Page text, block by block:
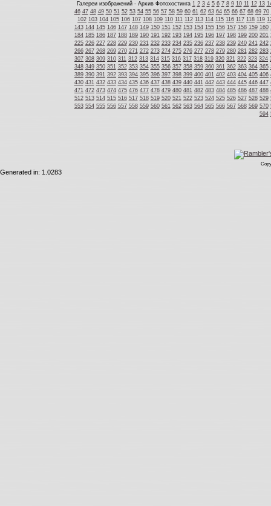
Галереи изображений - Архив Фотохостинга 1 2 3 4 5 6 7 8 9 10 11 12 13
46 47 48 49 50 51 52 53 54 55 56 57 58 59 60 61 62 63 64 65 66 67 68 69 70
102 103 104 105 106 107 108 109 110 111 112 113 114 115 116 117 118 119
143 144 145 146 147 148 149 150 151 152 153 154 155 156 157 158 159 160
184 185 186 187 188 189 190 191 192 193 194 195 196 197 198 199 200 201
225 226 227 228 229 230 231 232 233 234 235 236 237 238 239 240 241 242
266 267 268 269 270 271 272 273 274 275 276 277 278 279 280 281 282 283
307 308 309 310 311 312 313 314 315 316 317 318 319 320 321 322 323 324
348 349 350 351 352 353 354 355 356 357 358 359 360 361 362 363 364 365
389 390 391 392 393 394 395 396 397 398 399 400 401 402 403 404 405 406
430 431 432 433 434 435 436 437 438 439 440 441 442 443 444 445 446 447
471 472 473 474 475 476 477 478 479 480 481 482 483 484 485 486 487 488
512 513 514 515 516 517 518 519 520 521 522 523 524 525 526 527 528 529
553 554 555 556 557 558 559 560 561 562 563 564 565 566 567 568 569 570
594
Generated in: 1.0283